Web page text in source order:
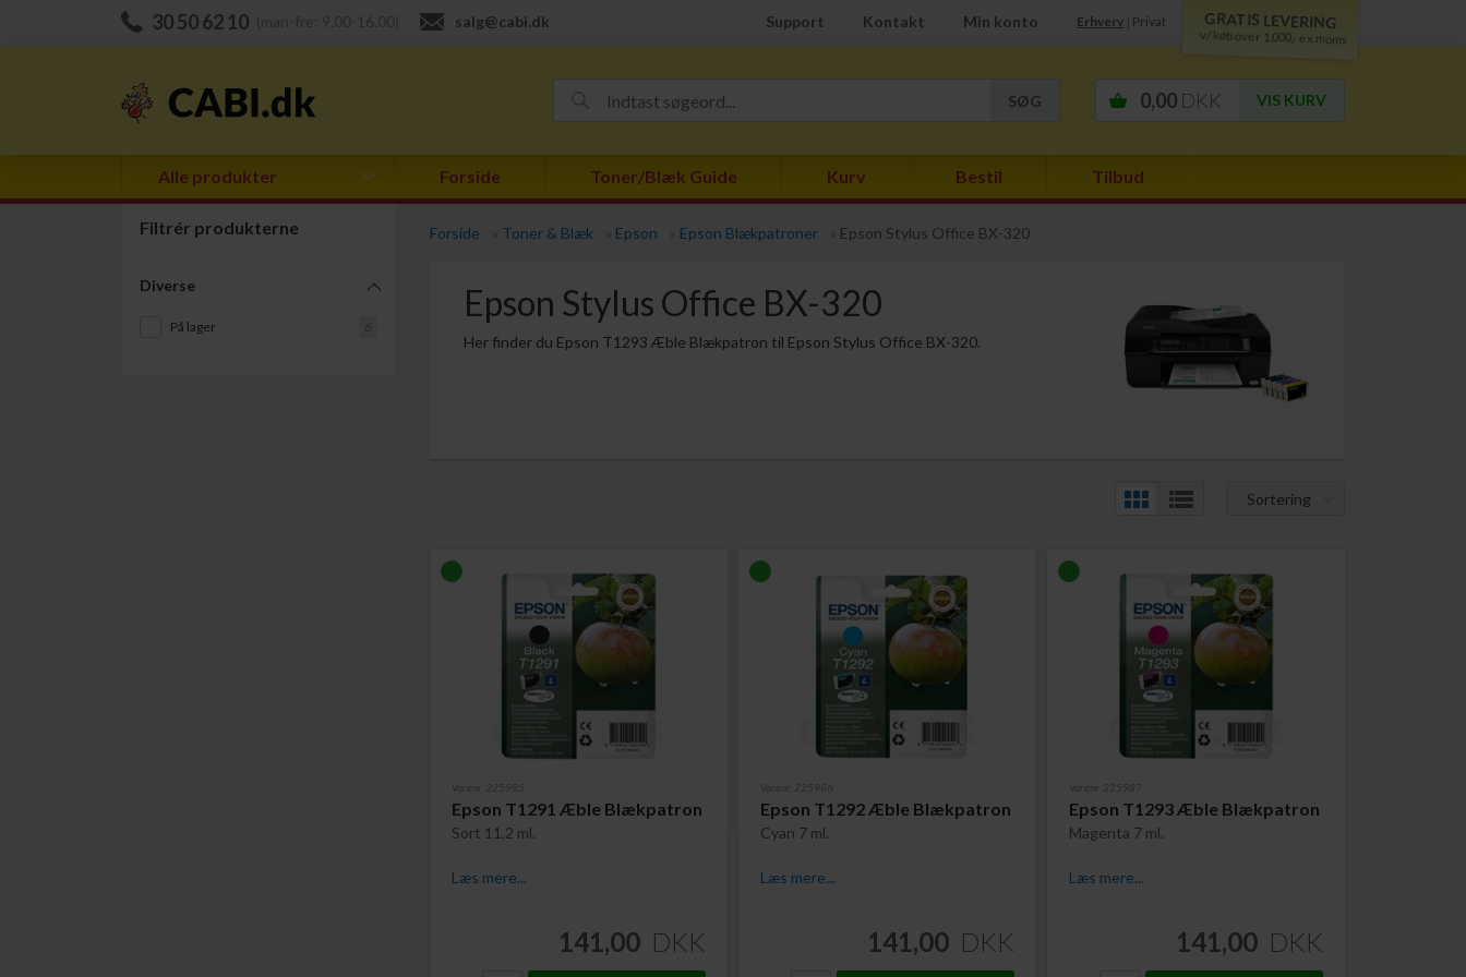
30 50 62 10 salg@cabi.dk Support Kontakt Min konto Erhverv Privat GRATIS LEVERING
v/ køb over 1.000,- ex.moms
VIS KURV
0,00 DKK
Alle produkter Forside Toner/Blæk Guide Kurv Bestil Tilbud
Filtrér produkterne
Diverse
På lager
Forside Toner & Blæk Epson Epson Blækpatroner Epson Stylus Office BX-320
Epson Stylus Office BX-320
Her finder du Epson T1293 Æble Blækpatron til Epson Stylus Office BX-320.
Sortering
Varenr. 225985
Epson T1291 Æble Blækpatron
Sort 11,2 ml.
Læs mere...
141,00 DKK
Varenr. 225986
Epson T1292 Æble Blækpatron
Cyan 7 ml.
Læs mere...
141,00 DKK
Varenr. 225987
Epson T1293 Æble Blækpatron
Magenta 7 ml.
Læs mere...
141,00 DKK